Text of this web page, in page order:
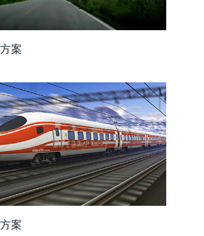
案
案